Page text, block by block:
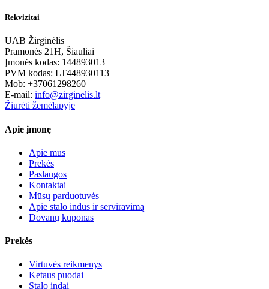
Rekvizitai
UAB Žirginėlis
Pramonės 21H, Šiauliai
Įmonės kodas: 144893013
PVM kodas: LT448930113
Mob: +37061298260
E-mail: info@zirginelis.lt
Žiūrėti žemėlapyje
Apie įmonę
Apie mus
Prekės
Paslaugos
Kontaktai
Mūsų parduotuvės
Apie stalo indus ir serviravimą
Dovanų kuponas
Prekės
Virtuvės reikmenys
Ketaus puodai
Stalo indai